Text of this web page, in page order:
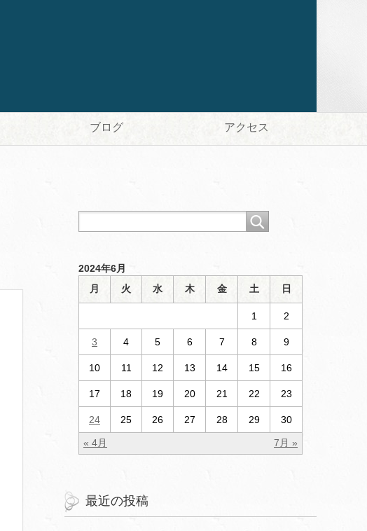
ブログ アクセス
2024年6月
月
火 水 木 金 土 日
« 4月 7月 »
1 2
3 4 5 6 7 8 9
10 11 12 13 14 15 16
17 18 19 20 21 22 23
24 25 26 27 28 29 30
最近の投稿